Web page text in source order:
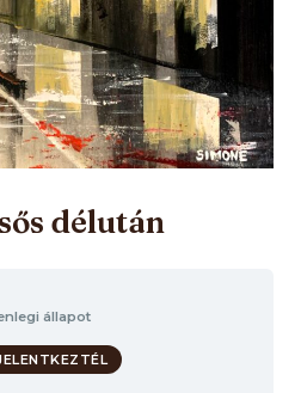
délután
állapot